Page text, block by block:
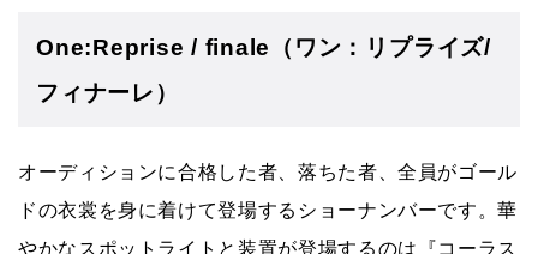
One:Reprise / finale（ワン：リプライズ/
フィナーレ）
オーディションに合格した者、落ちた者、全員がゴール
ドの衣裳を身に着けて登場するショーナンバーです。華
やかなスポットライトと装置が登場するのは『コーラス